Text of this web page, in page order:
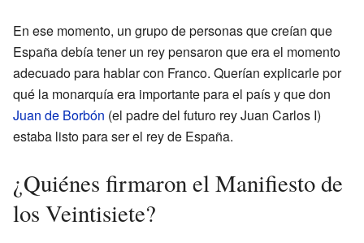
En ese momento, un grupo de personas que creían que
España debía tener un rey pensaron que era el momento
adecuado para hablar con Franco. Querían explicarle por
qué la monarquía era importante para el país y que don
Juan de Borbón (el padre del futuro rey Juan Carlos I)
estaba listo para ser el rey de España.
¿Quiénes firmaron el Manifiesto de
los Veintisiete?